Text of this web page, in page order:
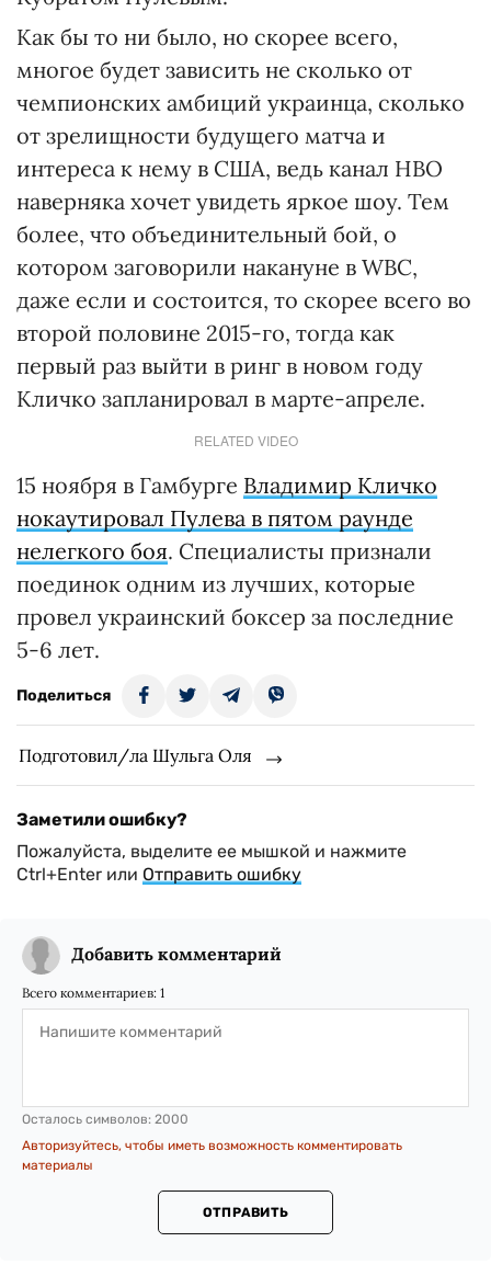
Как бы то ни было, но скорее всего,
многое будет зависить не сколько от
чемпионских амбиций украинца, сколько
от зрелищности будущего матча и
интереса к нему в США, ведь канал НВО
наверняка хочет увидеть яркое шоу. Тем
более, что объединительный бой, о
котором заговорили накануне в WBC,
даже если и состоится, то скорее всего во
второй половине 2015-го, тогда как
первый раз выйти в ринг в новом году
Кличко запланировал в марте-апреле.
RELATED VIDEO
15 ноября в Гамбурге Владимир Кличко
нокаутировал Пулева в пятом раунде
нелегкого боя. Специалисты признали
поединок одним из лучших, которые
провел украинский боксер за последние
5-6 лет.
Поделиться
Подготовил/ла Шульга Оля
Заметили ошибку?
Пожалуйста, выделите ее мышкой и нажмите
Ctrl+Enter или Отправить ошибку
Добавить комментарий
Всего комментариев: 1
Осталось символов: 2000
Авторизуйтесь, чтобы иметь возможность комментировать
материалы
ОТПРАВИТЬ